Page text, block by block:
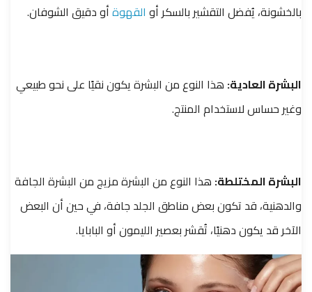
بالخشونة، يُفضل التقشير بالسكر أو القهوةأو دقيق الشوفان.
البشرة العادية: هذا النوع من البشرة يكون نقيًا على نحو طبيعي
وغير حساس لاستخدام المنتج.
البشرة المختلطة: هذا النوع من البشرة مزيج من البشرة الجافة
والدهنية، قد تكون بعض مناطق الجلد جافة، في حين أن البعض
الآخر قد يكون دهنيًا، تُقشر بعصير الليمون أو البابايا.